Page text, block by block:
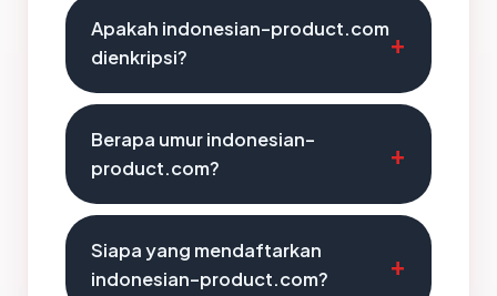
Apakah indonesian-product.com
dienkripsi?
Berapa umur indonesian-
product.com?
Siapa yang mendaftarkan
indonesian-product.com?